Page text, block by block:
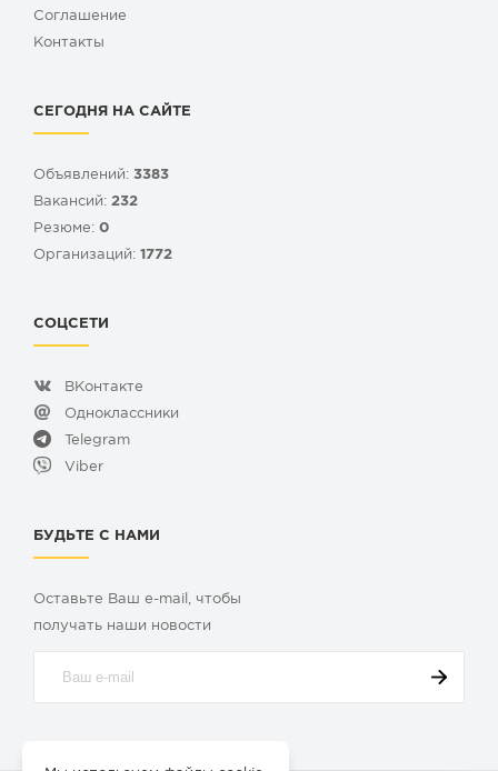
Cоглашение
Контакты
СЕГОДНЯ НА САЙТЕ
Объявлений: 3383
Вакансий: 232
Резюме: 0
Организаций: 1772
СОЦСЕТИ
ВКонтакте
Одноклассники
Telegram
Viber
БУДЬТЕ С НАМИ
Оставьте Ваш e-mail, чтобы
получать наши новости